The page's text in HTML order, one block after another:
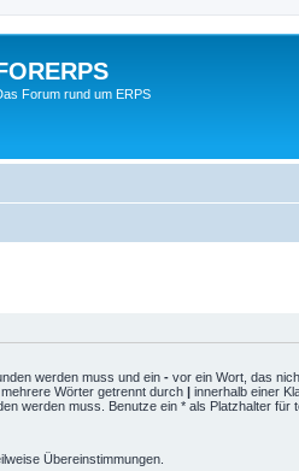
Forum rund um ERPS
werden muss und ein - vor ein Wort, das
Wörter getrennt durch | innerhalb einer
werden muss. Benutze ein * als Platzhalter für
Übereinstimmungen.